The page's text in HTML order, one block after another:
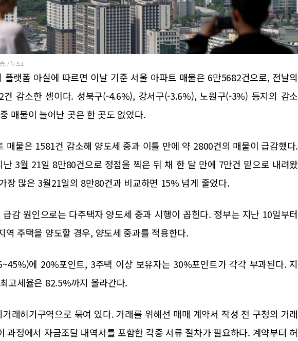
. / 뉴스1
플랫폼 아실에 따르면 이날 기준 서울 아파트 매물은 6만5682건으로, 전날의
감소한 셈이다. 성북구(-4.6%), 강서구(-3.6%), 노원구(-3%) 등지의 감소
매물이 늘어난 곳은 한 곳도 없었다.
매물은 1581건 감소해 양도세 중과 이틀 만에 약 2800건의 매물이 급감했다.
3월 21일 8만80건으로 정점을 찍은 뒤 채 한 달 만에 7만건 밑으로 내려왔
장 많은 3월21일의 8만80건과 비교하면 15% 넘게 줄었다.
감 원인으로는 다주택자 양도세 중과 시행이 꼽힌다. 정부는 지난 10일부터
역 주택을 양도할 경우, 양도세 중과를 적용한다.
에 20%포인트, 3주택 이상 보유자는 30%포인트가 각각 부과된다. 지
고세율은 82.5%까지 올라간다.
래허가구역으로 묶여 있다. 거래를 위해선 매매 계약서 작성 전 구청의 거래
과정에서 자금조달 내역서를 포함한 각종 서류 절차가 필요하다. 계약부터 허